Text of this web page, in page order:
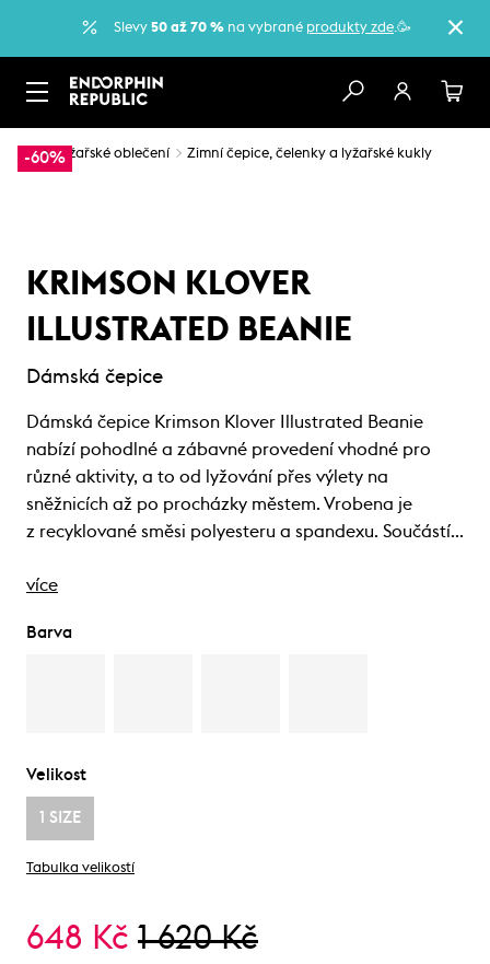
Slevy 50 až 70 % na vybrané produkty zde.🥳
-60%
… Lyžařské oblečení Zimní čepice, čelenky a lyžařské kukly
KRIMSON KLOVER
ILLUSTRATED BEANIE
Dámská čepice
Dámská čepice Krimson Klover Illustrated Beanie
nabízí pohodlné a zábavné provedení vhodné pro
různé aktivity, a to od lyžování přes výlety na
sněžnicích až po procházky městem. Vrobena je
z recyklované směsi polyesteru a spandexu. Součástí…
více
Barva
Velikost
1 SIZE
Tabulka velikostí
648 Kč 1 620 Kč